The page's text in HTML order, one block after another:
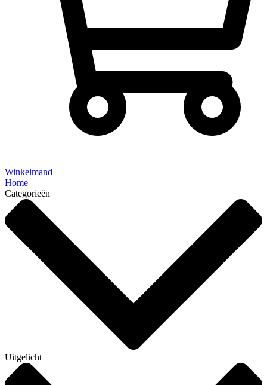
Winkelmand
Home
Categorieën
Uitgelicht